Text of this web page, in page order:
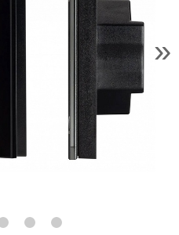
»